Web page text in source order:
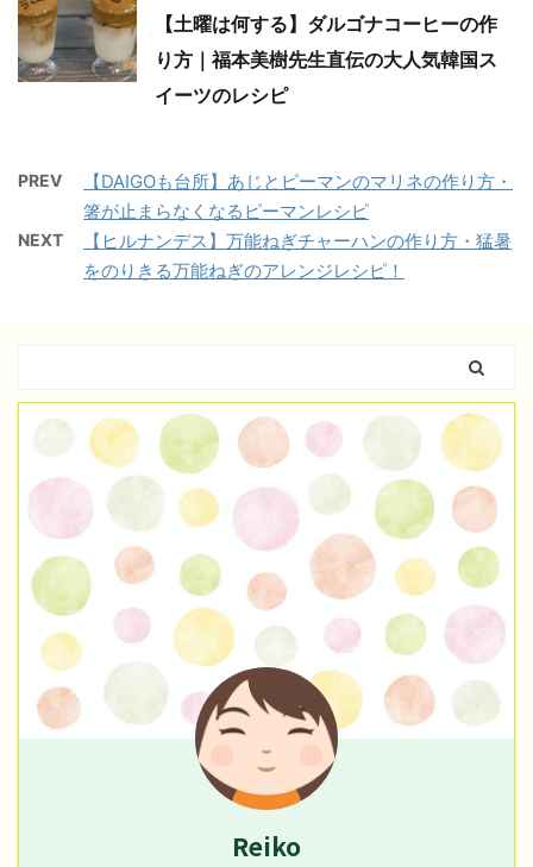
【土曜は何する】ダルゴナコーヒーの作
り方｜福本美樹先生直伝の大人気韓国ス
イーツのレシピ
PREV
【DAIGOも台所】あじとピーマンのマリネの作り方・
箸が止まらなくなるピーマンレシピ
NEXT
【ヒルナンデス】万能ねぎチャーハンの作り方・猛暑
をのりきる万能ねぎのアレンジレシピ！
Reiko